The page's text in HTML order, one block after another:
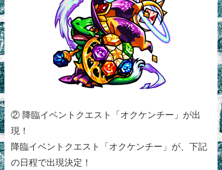
② 降臨イベントクエスト「オクケンチー」が出
現！
降臨イベントクエスト「オクケンチー」が、下記
の日程で出現決定！